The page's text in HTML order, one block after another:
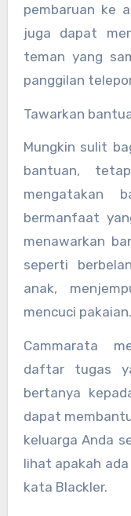
pembaruan ke
juga dapat
teman yang
panggilan
Tawarkan
Mungkin sulit
bantuan,
mengatakan
bermanfaat
menawarkan
seperti
anak,
mencuci pakaian.
Cammarata
daftar tugas
bertanya
dapat
keluarga Anda
lihat apakah
kata Blackler.